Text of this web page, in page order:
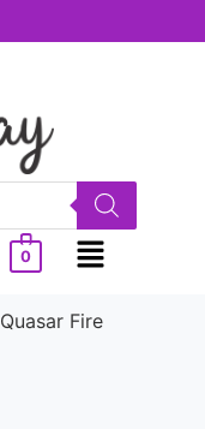
0
Quasar Fire